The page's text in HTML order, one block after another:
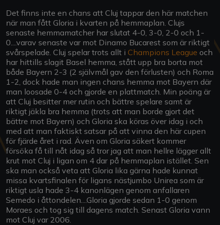
Det finns inte en chans att Cluj tappar den här matchen
när man fått Gloria i kvarten på hemmaplan. Clujs
senaste hemmamatcher har slutat 4-0, 3-0, 2-0 och 1-
0....varav senaste var mot Dinamo Bucarest som är riktigt
svårspelade. Cluj spelar trots allt i Champions League och
har hittills slagit Basel hemma, stått upp bra borta mot
både Bayern 2-3 (2 självmål gav den förlusten) och Roma
1-2, dock hade man ingen chans hemma mot Bayern där
man loosade 0-4 och gjorde en plattmatch. Min poäng är
att Cluj besitter mer rutin och bättre spelare samt är
riktigt jäkla bra hemma (trots att man borde gjort det
bättre mot Bayern) och Gloria ska köras över idag i och
med att man faktiskt satsar på att vinna den här cupen
för fjärde året i rad. Även om Gloria säkert kommer
försöka få till nåt idag så tror jag att man hellre lägger allt
krut mot Cluj i ligan om 4 dar på hemmaplan istället. Sen
ska man också veta att Gloria lika gärna hade kunnat
missa kvartsfinalen för ligans nästjumbo Unirea som är
riktigt usla hade 3-4 kanonlägen genom anfallaren
Semedo i åttondelen....Gloria gjorde sedan 1-0 genom
Moraes och tog sig till dagens match. Senast Gloria vann
mot Cluj var 2006.